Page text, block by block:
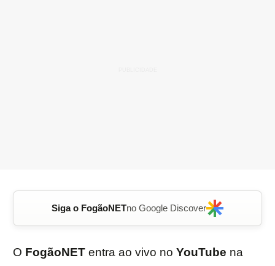
Siga o FogãoNETno Google Discover
O FogãoNET entra ao vivo no YouTube na